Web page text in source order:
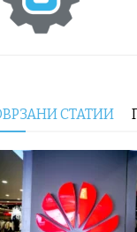
СТАТИИ